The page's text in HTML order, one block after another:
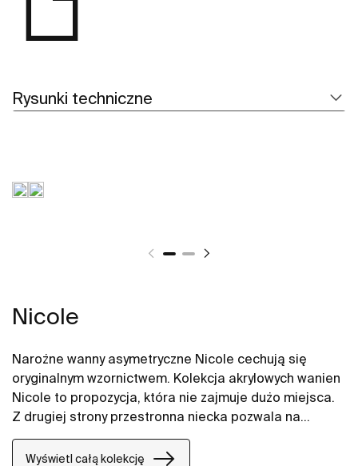
Rysunki techniczne
Nicole
Narożne wanny asymetryczne Nicole cechują się
oryginalnym wzornictwem. Kolekcja akrylowych wanien
Nicole to propozycja, która nie zajmuje dużo miejsca.
Z drugiej strony przestronna niecka pozwala na
komfortowe korzystanie z kąpieli, a powierzchnia
odkładcza to idealne miejsce na kosmetyki, akcesoria
Wyświetl całą kolekcję